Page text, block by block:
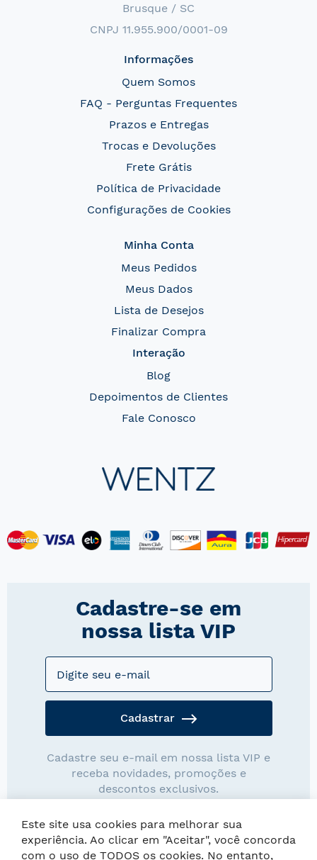
Brusque / SC
CNPJ 11.955.900/0001-09
Informações
Quem Somos
FAQ - Perguntas Frequentes
Prazos e Entregas
Trocas e Devoluções
Frete Grátis
Política de Privacidade
Configurações de Cookies
Minha Conta
Meus Pedidos
Meus Dados
Lista de Desejos
Finalizar Compra
Interação
Blog
Depoimentos de Clientes
Fale Conosco
Cadastre-se em
nossa lista VIP
Cadastrar
Cadastre seu e-mail em nossa lista VIP e
receba novidades, promoções e
descontos exclusivos.
Este site usa cookies para melhorar sua
experiência. Ao clicar em "Aceitar", você concorda
com o uso de TODOS os cookies. No entanto,